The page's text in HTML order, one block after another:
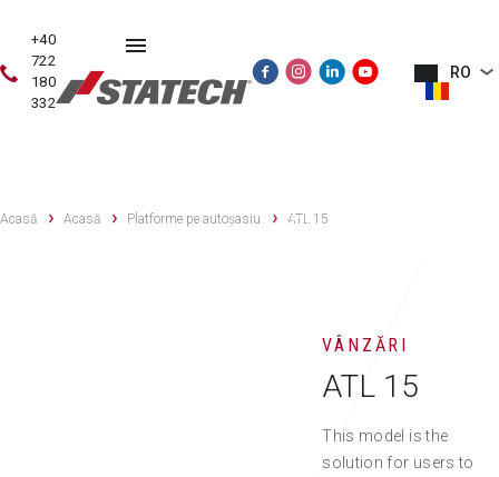
+40
722
180
332
RO
SECOND
Acasă Acasă Platforme pe autoșasiu ATL 15
VÂNZĂRI
ATL 15
This model is the
solution for users to